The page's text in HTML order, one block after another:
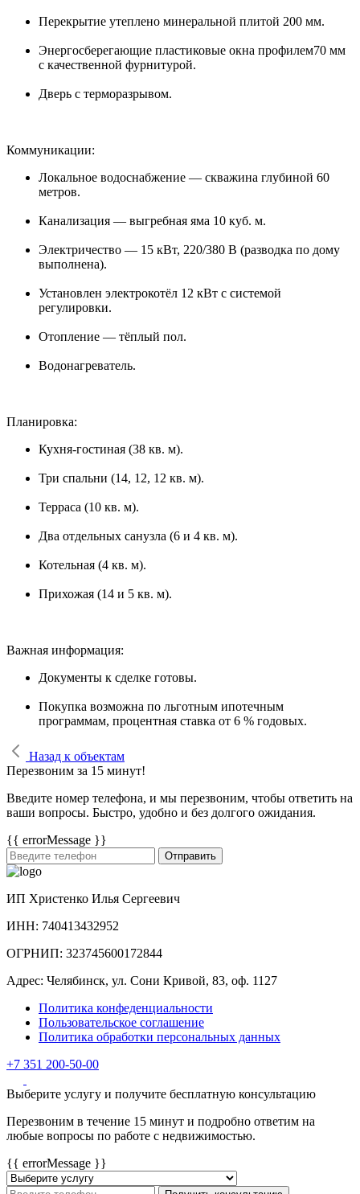
Перекрытие утеплено минеральной плитой 200 мм.
Энергосберегающие пластиковые окна профилем70 мм
с качественной фурнитурой.
Дверь с терморазрывом.
Коммуникации:
Локальное водоснабжение — скважина глубиной 60
метров.
Канализация — выгребная яма 10 куб. м.
Электричество — 15 кВт, 220/380 В (разводка по дому
выполнена).
Установлен электрокотёл 12 кВт с системой
регулировки.
Отопление — тёплый пол.
Водонагреватель.
Планировка:
Кухня-гостиная (38 кв. м).
Три спальни (14, 12, 12 кв. м).
Терраса (10 кв. м).
Два отдельных санузла (6 и 4 кв. м).
Котельная (4 кв. м).
Прихожая (14 и 5 кв. м).
Важная информация:
Документы к сделке готовы.
Покупка возможна по льготным ипотечным
программам, процентная ставка от 6 % годовых.
Назад к объектам
Перезвоним за 15 минут!
Введите номер телефона, и мы перезвоним, чтобы ответить на
ваши вопросы. Быстро, удобно и без долгого ожидания.
{{ errorMessage }}
Отправить
ИП Христенко Илья Сергеевич
ИНН: 740413432952
ОГРНИП: 323745600172844
Адрес: Челябинск, ул. Сони Кривой, 83, оф. 1127
Политика конфеденциальности
Пользовательское соглашение
Политика обработки персональных данных
+7 351 200-50-00
Выберите услугу и получите бесплатную консультацию
Перезвоним в течение 15 минут и подробно ответим на
любые вопросы по работе с недвижимостью.
{{ errorMessage }}